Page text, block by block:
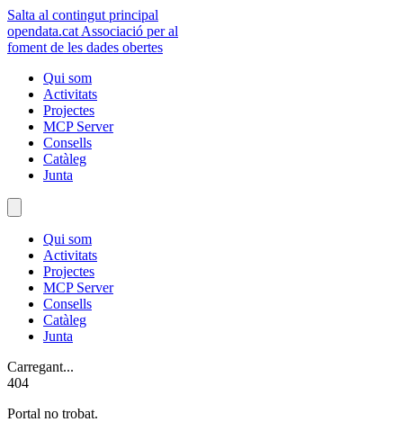
Salta al contingut principal
opendata.cat Associació per al
foment de les dades obertes
Qui som
Activitats
Projectes
MCP Server
Consells
Catàleg
Junta
Qui som
Activitats
Projectes
MCP Server
Consells
Catàleg
Junta
Carregant...
404
Portal no trobat.